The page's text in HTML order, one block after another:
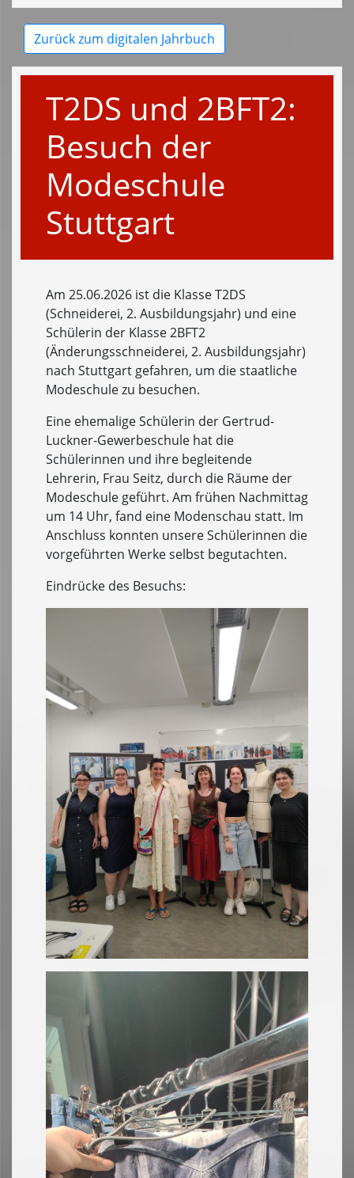
Zurück zum digitalen Jahrbuch
T2DS und 2BFT2:
Besuch der
Modeschule
Stuttgart
Am 25.06.2026 ist die Klasse T2DS
(Schneiderei, 2. Ausbildungsjahr) und eine
Schülerin der Klasse 2BFT2
(Änderungsschneiderei, 2. Ausbildungsjahr)
nach Stuttgart gefahren, um die staatliche
Modeschule zu besuchen.
Eine ehemalige Schülerin der Gertrud-
Luckner-Gewerbeschule hat die
Schülerinnen und ihre begleitende
Lehrerin, Frau Seitz, durch die Räume der
Modeschule geführt. Am frühen Nachmittag
um 14 Uhr, fand eine Modenschau statt. Im
Anschluss konnten unsere Schülerinnen die
vorgeführten Werke selbst begutachten.
Eindrücke des Besuchs: